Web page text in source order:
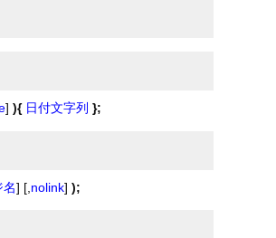
] ){ 日付文字列 };
] [, nolink] );